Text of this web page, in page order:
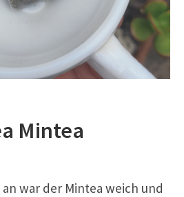
Mintea
war der Mintea weich und